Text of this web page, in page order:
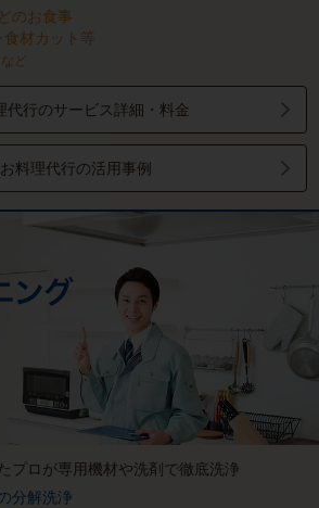
のお食事
材カット等
など
代行のサービス詳細・料金
お料理代行の活用事例
プロが専用機材や洗剤で徹底洗浄
分解洗浄